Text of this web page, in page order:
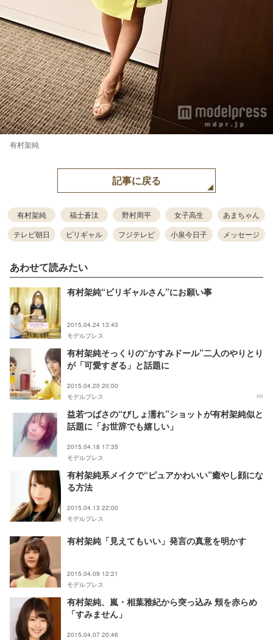
有村架純
記事に戻る
有村架純 福士蒼汰 野村周平 女子高生
あまちゃん
テレビ朝日
ビリギャル フジテレビ 小泉今日子 メッセージ
あわせて読みたい
有村架純“ビリギャルさん”にお願い事
2015.04.24 13:43
モデルプレス
有村架純そっくりの“かすみドール”二人のやりとり
が「可愛すぎる」と話題に
2015.04.20 20:00
モデルプレス
PR
益若つばさの“びしょ濡れ”ショットが有村架純似と
話題に「お世辞でも嬉しい」
2015.04.18 17:35
モデルプレス
有村架純系メイクで“ピュアかわいい”癒やし顔にな
る方法
2015.04.13 22:00
モデルプレス
有村架純「見えてもいい」発言の真意を明かす
2015.04.09 12:21
モデルプレス
有村架純、嵐・相葉雅紀から突っ込み 頬を赤らめ
「すみません」
2015.04.07 20:46